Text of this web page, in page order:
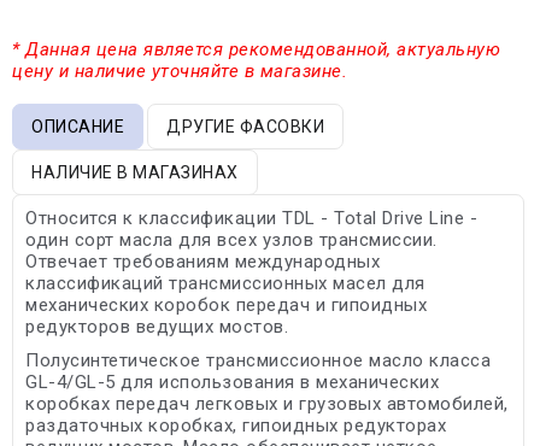
* Данная цена является рекомендованной, актуальную
цену и наличие уточняйте в магазине.
ОПИСАНИЕ ДРУГИЕ ФАСОВКИ
НАЛИЧИЕ В МАГАЗИНАХ
Относится к классификации TDL - Total Drive Line -
один сорт масла для всех узлов трансмиссии.
Отвечает требованиям международных
классификаций трансмиссионных масел для
механических коробок передач и гипоидных
редукторов ведущих мостов.
Полусинтетическое трансмиссионное масло класса
GL-4/GL-5 для использования в механических
коробках передач легковых и грузовых автомобилей,
раздаточных коробках, гипоидных редукторах